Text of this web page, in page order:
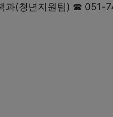
과(청년지원팀) ☎ 051-